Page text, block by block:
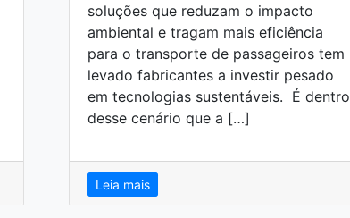
soluções que reduzam o impacto
ambiental e tragam mais eficiência
para o transporte de passageiros tem
levado fabricantes a investir pesado
em tecnologias sustentáveis. É dentro
desse cenário que a […]
Leia mais